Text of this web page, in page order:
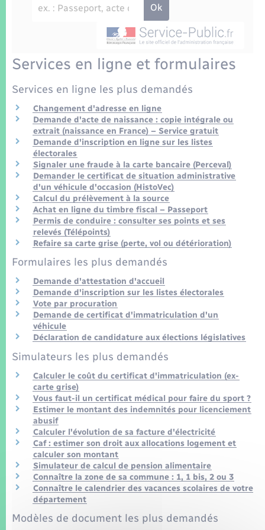
Etat-civil - Papiers - Citoyenneté
Parrainage civil
Recensement
Logement - Urbanisme
Loisirs
Nouvel habitant
Numérique
Organisation d’événement
Sécurité - Prévention
Seniors
Transports
Transports scolaires
Voirie et espace public
Travaux - Autorisation d’occupation de l’espace
Plan interactif
Présentation de la commune
Patrimoine – Histoire
Publications
La Communauté de communes
Services en ligne et formulaires
Services en ligne les plus demandés
Changement d'adresse en ligne
Demande d'acte de naissance : copie intégrale ou
extrait (naissance en France) – Service gratuit
Demande d'inscription en ligne sur les listes
électorales
Signaler une fraude à la carte bancaire (Perceval)
Demander le certificat de situation administrative
d'un véhicule d'occasion (HistoVec)
Calcul du prélèvement à la source
Achat en ligne du timbre fiscal – Passeport
Permis de conduire : consulter ses points et ses
relevés (Télépoints)
Refaire sa carte grise (perte, vol ou détérioration)
Formulaires les plus demandés
Demande d'attestation d'accueil
Demande d'inscription sur les listes électorales
Vote par procuration
Demande de certificat d'immatriculation d'un
véhicule
Déclaration de candidature aux élections législatives
Simulateurs les plus demandés
Calculer le coût du certificat d'immatriculation (ex-
carte grise)
Vous faut-il un certificat médical pour faire du sport ?
Estimer le montant des indemnités pour licenciement
abusif
Calculer l'évolution de sa facture d'électricité
Caf : estimer son droit aux allocations logement et
calculer son montant
Simulateur de calcul de pension alimentaire
Connaître la zone de sa commune : 1, 1 bis, 2 ou 3
Connaître le calendrier des vacances scolaires de votre
département
Modèles de document les plus demandés